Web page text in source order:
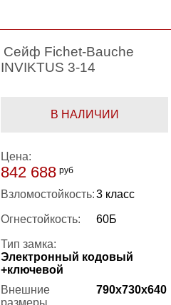
Сейф Fichet-Bauche
INVIKTUS 3-14
В НАЛИЧИИ
Цена:
842 688 руб
Взломостойкость:3 класс
Огнестойкость: 60Б
Тип замка:
Электронный кодовый
+ключевой
Внешние
размеры
790x730x640